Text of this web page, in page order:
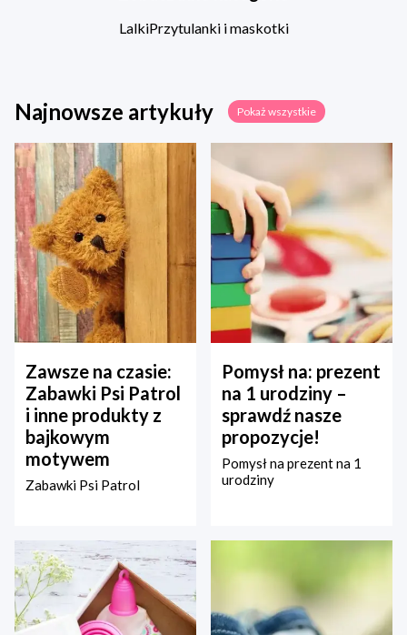
LalkiPrzytulanki i maskotki
Najnowsze artykuły Pokaż wszystkie
Zawsze na czasie:
Zabawki Psi Patrol
i inne produkty z
bajkowym
motywem
Zabawki Psi Patrol
Pomysł na: prezent
na 1 urodziny –
sprawdź nasze
propozycje!
Pomysł na prezent na 1
urodziny